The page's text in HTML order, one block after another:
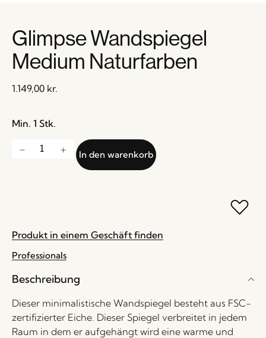
Glimpse Wandspiegel
Medium Naturfarben
1.149,00 kr.
Min. 1 Stk.
In den warenkorb
Produkt in einem Geschäft finden
Professionals
Beschreibung
Dieser minimalistische Wandspiegel besteht aus FSC-
zertifizierter Eiche. Dieser Spiegel verbreitet in jedem
Raum in dem er aufgehängt wird eine warme und